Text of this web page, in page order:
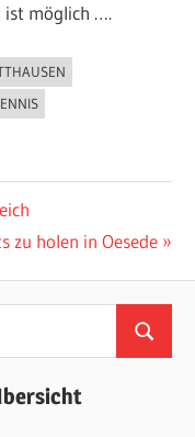
ist möglich ….
zu holen in Oesede
Suchen